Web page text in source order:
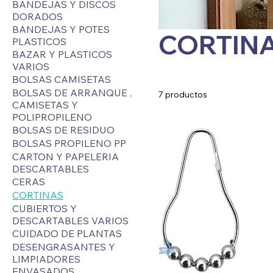
BANDEJAS Y DISCOS
DORADOS
BANDEJAS Y POTES
PLASTICOS
BAZAR Y PLASTICOS
VARIOS
BOLSAS CAMISETAS
BOLSAS DE ARRANQUE ,
CAMISETAS Y
POLIPROPILENO
BOLSAS DE RESIDUO
BOLSAS PROPILENO PP
CARTON Y PAPELERIA
DESCARTABLES
CERAS
CORTINAS
CUBIERTOS Y
DESCARTABLES VARIOS
CUIDADO DE PLANTAS
DESENGRASANTES Y
LIMPIADORES
7 productos